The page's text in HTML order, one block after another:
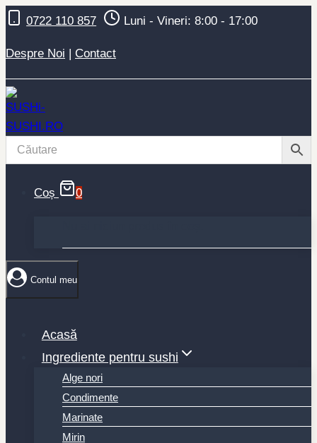
Skip
content
0722 110 857 Luni - Vineri: 8:00 - 17:00
Despre Noi | Contact
Coș 0
Contul meu
Acasă
Ingrediente pentru sushi
Alge nori
Condimente
Marinate
Mirin